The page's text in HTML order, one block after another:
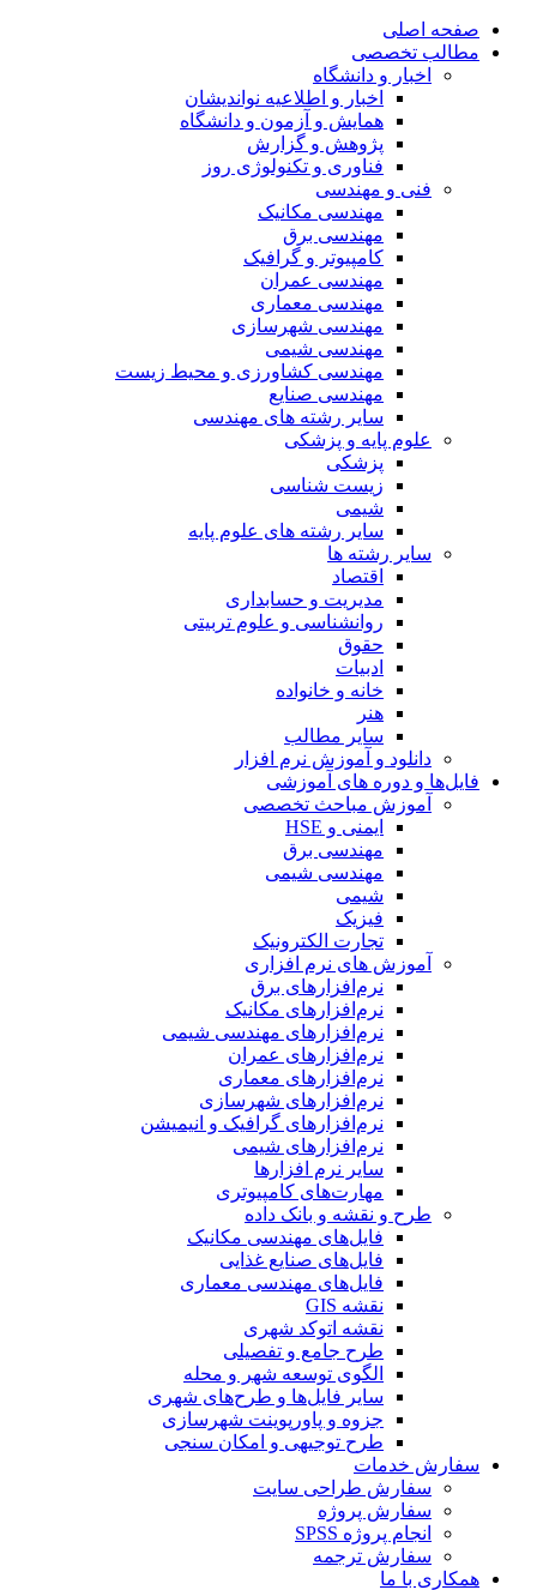
صفحه اصلی
مطالب تخصصی
اخبار و دانشگاه
اخبار و اطلاعیه نواندیشان
همایش و آزمون و دانشگاه
پژوهش و گزارش
فناوری و تکنولوژی روز
فنی و مهندسی
مهندسی مکانیک
مهندسی برق
کامپیوتر و گرافیک
مهندسی عمران
مهندسی معماری
مهندسی شهرسازی
مهندسی شیمی
مهندسی کشاورزی و محیط زیست
مهندسی صنایع
سایر رشته های مهندسی
علوم پایه و پزشکی
پزشکی
زیست شناسی
شیمی
سایر رشته های علوم پایه
سایر رشته ها
اقتصاد
مدیریت و حسابداری
روانشناسی و علوم تربیتی
حقوق
ادبیات
خانه و خانواده
هنر
سایر مطالب
دانلود و آموزش نرم افزار
فایل‌ها و دوره های آموزشی
آموزش مباحث تخصصی
ایمنی و HSE
مهندسی برق
مهندسی شیمی
شیمی
فیزیک
تجارت الکترونیک
آموزش های نرم افزاری
نرم‌افزارهای برق
نرم‌افزارهای مکانیک
نرم‌افزارهای مهندسی شیمی
نرم‌افزارهای عمران
نرم‌افزارهای معماری
نرم‌افزارهای شهرسازی
نرم‌افزارهای گرافیک و انیمیشن
نرم‌افزارهای شیمی
سایر نرم افزارها
مهارت‌های کامپیوتری
طرح و نقشه و بانک داده
فایل‌های مهندسی مکانیک
فایل‌های صنایع غذایی
فایل‌های مهندسی معماری
نقشه GIS
نقشه اتوکد شهری
طرح جامع و تفصیلی
الگوی توسعه شهر و محله
سایر فایل‌ها و طرح‌های شهری
جزوه و پاورپوینت شهرسازی
طرح توجیهی و امکان سنجی
سفارش خدمات
سفارش طراحی سایت
سفارش پروژه
انجام پروژه SPSS
سفارش ترجمه
همکاری با ما